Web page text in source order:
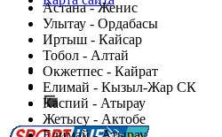
Астана - Женис
Улытау - Ордабасы
Иртыш - Кайсар
Тобол - Алтай
Окжетпес - Кайрат
Елимай - Кызыл-Жар СК
Каспий - Атырау
Жетысу - Актобе
Есть идея?
Сообщить о мероприятии
Перейти на старый сайт